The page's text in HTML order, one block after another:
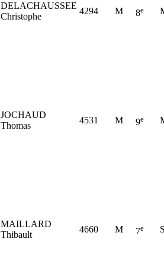
DELACHAUSSEE
Christophe
4294 M 8e
JOCHAUD
Thomas
4531 M 9e
MAILLARD
Thibault
4660 M 7e